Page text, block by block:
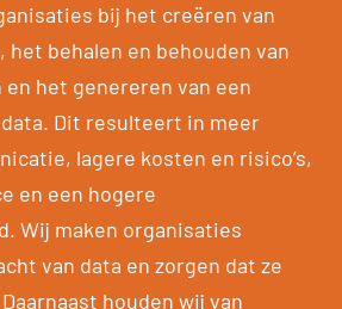
bij het creëren van
behalen en behouden van
het genereren van een
Dit resulteert in meer
lagere kosten en risico’s,
en een hogere
Wij maken organisaties
van data en zorgen dat ze
houden wij van